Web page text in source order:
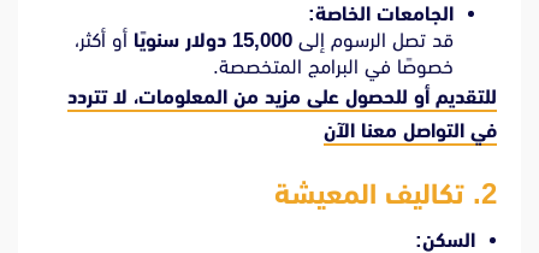
الجامعات الخاصة:
قد تصل الرسوم إلى 15,000 دولار سنويًا
أو أكثر،
خصوصًا في البرامج المتخصصة.
للتقديم أو للحصول على مزيد من المعلومات، لا تتردد
في التواصل معنا الآن
2. تكاليف المعيشة
السكن: